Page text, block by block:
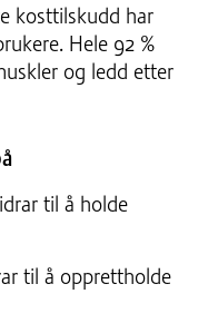
kosttilskudd har
Hele 92 %
og ledd etter
til å holde
til å opprettholde